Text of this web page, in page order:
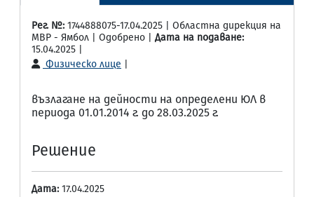
Рег. №: 1744888075-17.04.2025 | Областна дирекция на
МВР - Ямбол | Одобрено | Дата на подаване:
15.04.2025 |
Физическо лице
възлагане на дейности на определени ЮЛ в
периода 01.01.2014 г. до 28.03.2025 г.
Решение
Дата: 17.04.2025